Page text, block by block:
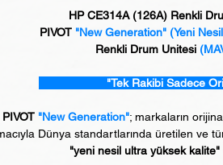
HP CE314A (126A) Renkli
PIVOT "New Generation" (Yeni
Renkli Drum Unitesi
"Tek Rakibi
PIVOT "New Generation"; markaların
Dünya standartlarında üretilen ve
"yeni nesil ultra yüksek kalite"